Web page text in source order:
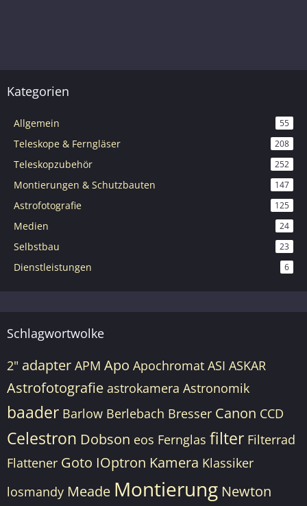
Kategorien
Allgemein 55
Teleskope & Ferngläser 208
Teleskopzubehör 252
Montierungen & Schutzbauten 147
Astrofotografie 125
Medien 24
Selbstbau 23
Dienstleistungen 6
Schlagwortwolke
2" adapter APM Apo Apochromat ASI ASKAR
Astrofotografie astrokamera Astronomik
baader Barlow Berlebach Bresser Canon CCD
Celestron Dobson eos Fernglas filter Filterrad
Flattener Goto IOptron Kamera Klassiker
losmandy Meade Montierung Newton